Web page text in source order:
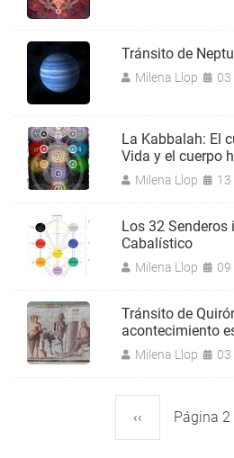
Tránsito de
Milena Llop 03
La Kabbalah: El
Vida y el cuerpo
Milena Llop 13
Los 32
Cabalístico
Milena Llop 09
Tránsito de
acontecimiento
Milena Llop 03
Página
‹‹ Página 2